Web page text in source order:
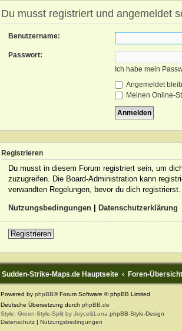
Du musst registriert und angemeldet
Benutzername:
Passwort:
Ich habe mein
Angemeldet
Meinen Online-
Registrieren
Du musst in diesem Forum registriert sein, um
zuzugreifen. Die Board-Administration kann
verwandten Regelungen, bevor du dich
Nutzungsbedingungen| Datenschutzerklärung
Registrieren
Sudden-Strike-Maps.de Hauptseite Foren-Übersicht
Powered by phpBB® Forum Software © phpBB Limited
Deutsche Übersetzung durch phpBB.de
Style: Green-Style-Split by Joyce&Luna phpBB-Style-Design
Datenschutz | Nutzungsbedingungen